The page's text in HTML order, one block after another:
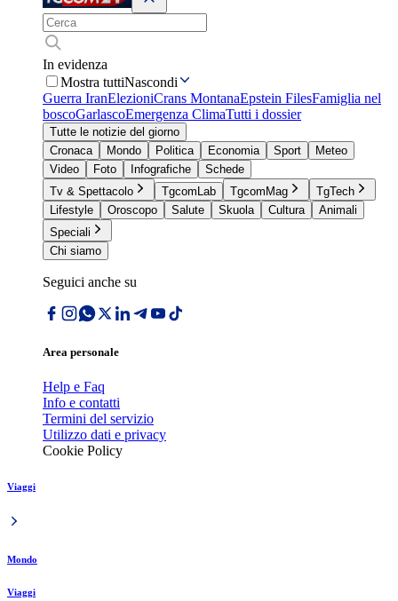
In evidenza
Mostra tuttiNascondi
Guerra IranElezioniCrans MontanaEpstein FilesFamiglia nel
boscoGarlascoEmergenza ClimaTutti i dossier
Tutte le notizie del giorno
Cronaca
Mondo Politica Economia Sport
Meteo
Video
Foto Infografiche
Schede
Tv & Spettacolo
TgcomLab TgcomMag
TgTech
Lifestyle
Oroscopo Salute Skuola Cultura
Animali
Speciali
Chi siamo
Seguici anche su
Area personale
Help e Faq
Info e contatti
Termini del servizio
Utilizzo dati e privacy
Cookie Policy
Viaggi
Mondo
Viaggi